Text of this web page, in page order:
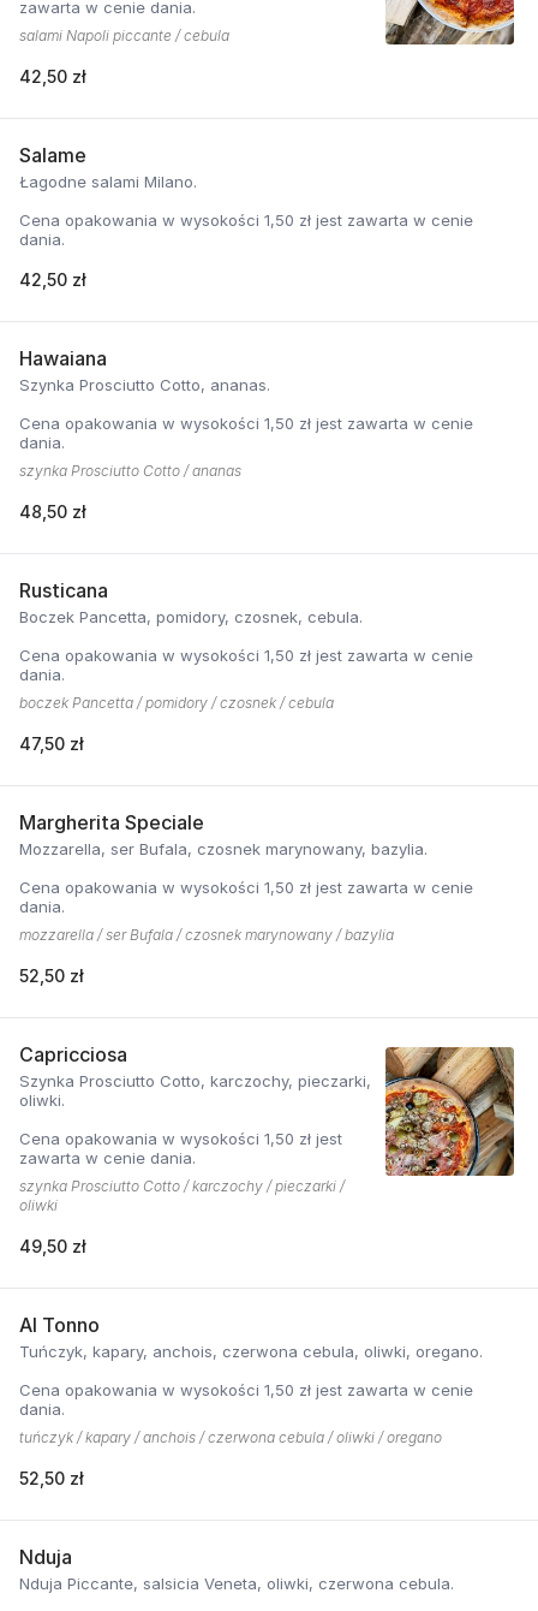
zawarta w cenie dania.
salami Napoli piccante / cebula
42,50 zł
Salame
Łagodne salami Milano.
Cena opakowania w wysokości 1,50 zł jest zawarta w cenie
dania.
42,50 zł
Hawaiana
Szynka Prosciutto Cotto, ananas.
Cena opakowania w wysokości 1,50 zł jest zawarta w cenie
dania.
szynka Prosciutto Cotto / ananas
48,50 zł
Rusticana
Boczek Pancetta, pomidory, czosnek, cebula.
Cena opakowania w wysokości 1,50 zł jest zawarta w cenie
dania.
boczek Pancetta / pomidory / czosnek / cebula
47,50 zł
Margherita Speciale
Mozzarella, ser Bufala, czosnek marynowany, bazylia.
Cena opakowania w wysokości 1,50 zł jest zawarta w cenie
dania.
mozzarella / ser Bufala / czosnek marynowany / bazylia
52,50 zł
Capricciosa
Szynka Prosciutto Cotto, karczochy, pieczarki,
oliwki.
Cena opakowania w wysokości 1,50 zł jest
zawarta w cenie dania.
szynka Prosciutto Cotto / karczochy / pieczarki /
oliwki
49,50 zł
Al Tonno
Tuńczyk, kapary, anchois, czerwona cebula, oliwki, oregano.
Cena opakowania w wysokości 1,50 zł jest zawarta w cenie
dania.
tuńczyk / kapary / anchois / czerwona cebula / oliwki / oregano
52,50 zł
Nduja
Nduja Piccante, salsicia Veneta, oliwki, czerwona cebula.